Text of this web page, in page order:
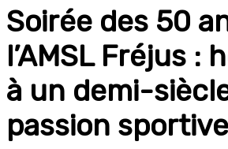
Soirée des 50
l’AMSL Fréjus :
à un demi-
passion